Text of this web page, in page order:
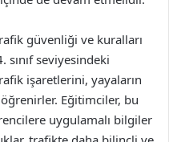
güvenliği ve kuralları
sınıf seviyesindeki
işaretlerini, yayaların
öğrenirler. Eğitimciler, bu
uygulamalı bilgiler